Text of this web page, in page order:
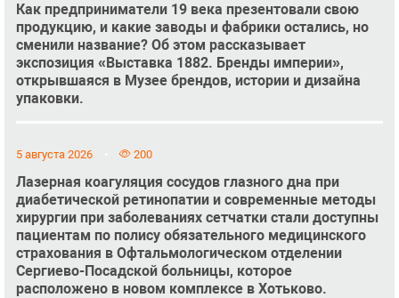
Как предприниматели 19 века презентовали свою
продукцию, и какие заводы и фабрики остались, но
сменили название? Об этом рассказывает
экспозиция «Выставка 1882. Бренды империи»,
открывшаяся в Музее брендов, истории и дизайна
упаковки.
5 августа 2026 200
Лазерная коагуляция сосудов глазного дна при
диабетической ретинопатии и современные методы
хирургии при заболеваниях сетчатки стали доступны
пациентам по полису обязательного медицинского
страхования в Офтальмологическом отделении
Сергиево-Посадской больницы, которое
расположено в новом комплексе в Хотьково.